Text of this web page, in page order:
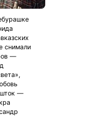
снимали
—
—